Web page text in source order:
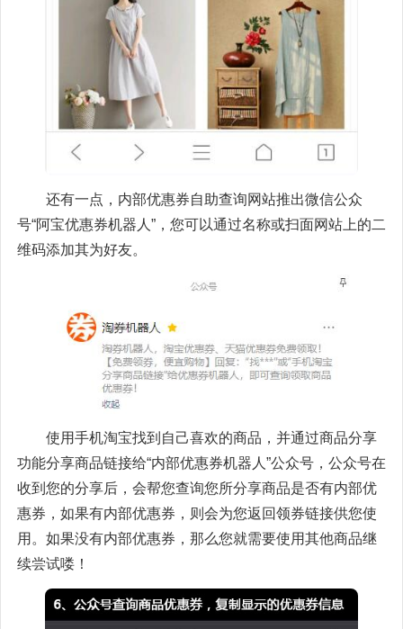
还有一点，内部优惠券自助查询网站推出微信公众
号“阿宝优惠券机器人”，您可以通过名称或扫面网站上的二
维码添加其为好友。
使用手机淘宝找到自己喜欢的商品，并通过商品分享
功能分享商品链接给“内部优惠券机器人”公众号，公众号在
收到您的分享后，会帮您查询您所分享商品是否有内部优
惠券，如果有内部优惠券，则会为您返回领券链接供您使
用。如果没有内部优惠券，那么您就需要使用其他商品继
续尝试喽！